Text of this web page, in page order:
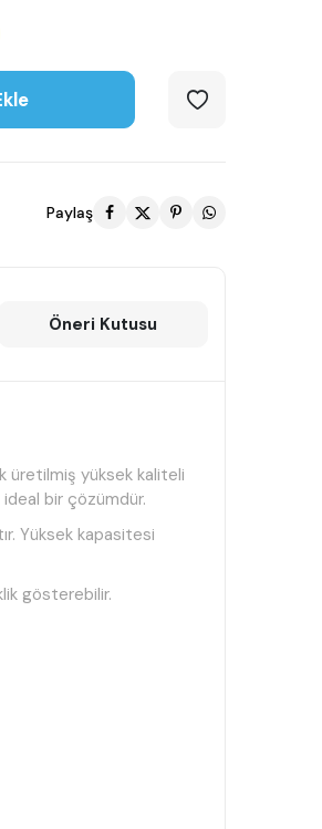
Paylaş
Öneri Kutusu
üretilmiş yüksek kaliteli
ideal bir çözümdür.
Yüksek kapasitesi
gösterebilir.